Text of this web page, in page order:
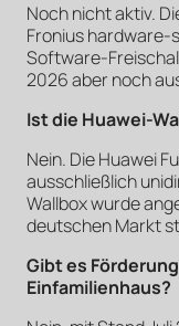
Noch nicht aktiv.
Fronius hardware-
Software-
2026 aber noch
Ist die Huawei-
Nein. Die Huawei
ausschließlich
Wallbox wurde
deutschen Markt
Gibt es
Einfamilienhaus?